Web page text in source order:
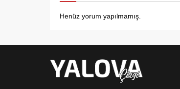
Henüz yorum yapılmamış.